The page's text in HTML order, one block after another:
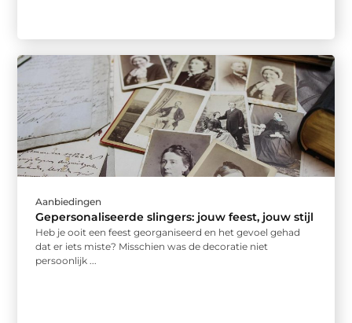
Aanbiedingen
Gepersonaliseerde slingers: jouw feest, jouw stijl
Heb je ooit een feest georganiseerd en het gevoel gehad
dat er iets miste? Misschien was de decoratie niet
persoonlijk ...